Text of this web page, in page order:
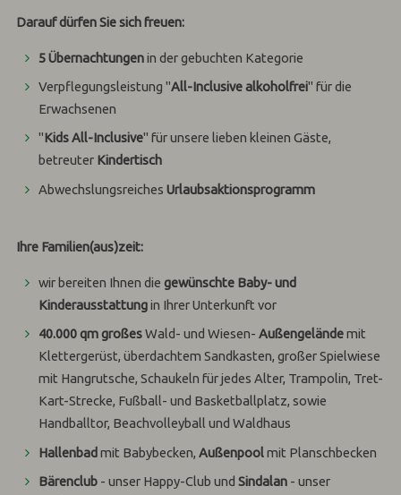
Darauf dürfen Sie sich freuen:
5 Übernachtungenin der gebuchten Kategorie
Verpflegungsleistung "All-Inclusive alkoholfrei" für die
Erwachsenen
"Kids All-Inclusive" für unsere lieben kleinen Gäste,
betreuter Kindertisch
AbwechslungsreichesUrlaubsaktionsprogramm
Ihre Familien(aus)zeit:
wir bereiten Ihnen diegewünschte Baby- und
Kinderausstattungin Ihrer Unterkunft vor
40.000 qm großesWald- und Wiesen-Außengeländemit
Klettergerüst, überdachtem Sandkasten, großer Spielwiese
mit Hangrutsche, Schaukeln für jedes Alter, Trampolin, Tret-
Kart-Strecke, Fußball- und Basketballplatz, sowie
Handballtor, Beachvolleyball und Waldhaus
Hallenbad mit Babybecken,Außenpoolmit Planschbecken
Bärenclub - unser Happy-Club undSindalan - unser